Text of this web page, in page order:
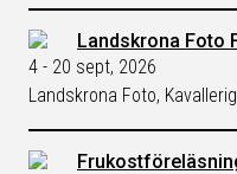
Landskrona Foto
4 - 20 sept, 2026
Landskrona Foto,